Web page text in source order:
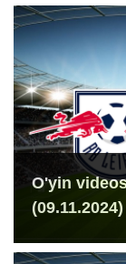
O'yin
(09.11.2024)